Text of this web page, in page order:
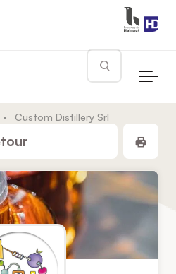
Rechercher
• Custom Distillery Srl